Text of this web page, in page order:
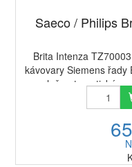
Saeco / Philips
Brita Intenza
kávovary Siemens řady
a plně automatické
snižuje